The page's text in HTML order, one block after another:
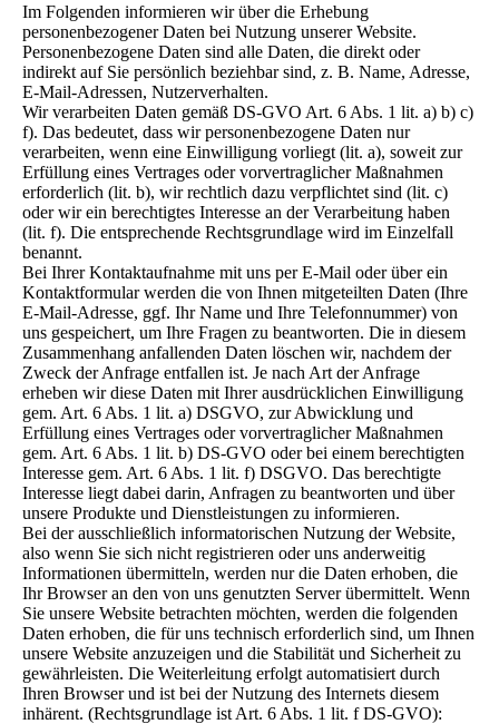
Im Folgenden informieren wir über die Erhebung
personenbezogener Daten bei Nutzung unserer Website.
Personenbezogene Daten sind alle Daten, die direkt oder
indirekt auf Sie persönlich beziehbar sind, z. B. Name, Adresse,
E-Mail-Adressen, Nutzerverhalten.
Wir verarbeiten Daten gemäß DS-GVO Art. 6 Abs. 1 lit. a) b) c)
f). Das bedeutet, dass wir personenbezogene Daten nur
verarbeiten, wenn eine Einwilligung vorliegt (lit. a), soweit zur
Erfüllung eines Vertrages oder vorvertraglicher Maßnahmen
erforderlich (lit. b), wir rechtlich dazu verpflichtet sind (lit. c)
oder wir ein berechtigtes Interesse an der Verarbeitung haben
(lit. f). Die entsprechende Rechtsgrundlage wird im Einzelfall
benannt.
Bei Ihrer Kontaktaufnahme mit uns per E-Mail oder über ein
Kontaktformular werden die von Ihnen mitgeteilten Daten (Ihre
E-Mail-Adresse, ggf. Ihr Name und Ihre Telefonnummer) von
uns gespeichert, um Ihre Fragen zu beantworten. Die in diesem
Zusammenhang anfallenden Daten löschen wir, nachdem der
Zweck der Anfrage entfallen ist. Je nach Art der Anfrage
erheben wir diese Daten mit Ihrer ausdrücklichen Einwilligung
gem. Art. 6 Abs. 1 lit. a) DSGVO, zur Abwicklung und
Erfüllung eines Vertrages oder vorvertraglicher Maßnahmen
gem. Art. 6 Abs. 1 lit. b) DS-GVO oder bei einem berechtigten
Interesse gem. Art. 6 Abs. 1 lit. f) DSGVO. Das berechtigte
Interesse liegt dabei darin, Anfragen zu beantworten und über
unsere Produkte und Dienstleistungen zu informieren.
Bei der ausschließlich informatorischen Nutzung der Website,
also wenn Sie sich nicht registrieren oder uns anderweitig
Informationen übermitteln, werden nur die Daten erhoben, die
Ihr Browser an den von uns genutzten Server übermittelt. Wenn
Sie unsere Website betrachten möchten, werden die folgenden
Daten erhoben, die für uns technisch erforderlich sind, um Ihnen
unsere Website anzuzeigen und die Stabilität und Sicherheit zu
gewährleisten. Die Weiterleitung erfolgt automatisiert durch
Ihren Browser und ist bei der Nutzung des Internets diesem
inhärent. (Rechtsgrundlage ist Art. 6 Abs. 1 lit. f DS-GVO):